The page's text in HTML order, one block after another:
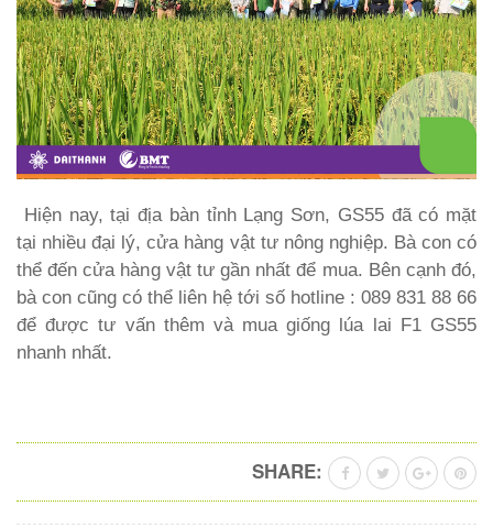
Hiện nay, tại địa bàn tỉnh Lạng Sơn, GS55 đã có mặt
tại nhiều đại lý, cửa hàng vật tư nông nghiệp. Bà con có
thể đến cửa hàng vật tư gần nhất để mua. Bên cạnh đó,
bà con cũng có thể liên hệ tới số hotline : 089 831 88 66
để được tư vấn thêm và mua giống lúa lai F1 GS55
nhanh nhất.
SHARE: